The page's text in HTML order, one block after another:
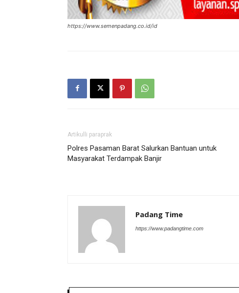
https://www.semenpadang.co.id/id
Artikulli paraprak
Polres Pasaman Barat Salurkan Bantuan untuk
Masyarakat Terdampak Banjir
Padang Time
https://www.padangtime.com